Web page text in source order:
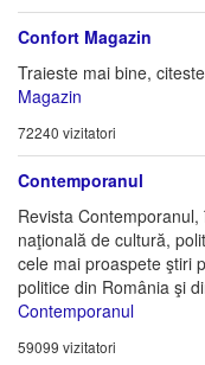
Confort Magazin
Traieste mai bine,
Magazin
72240 vizitatori
Contemporanul
Revista
naţională de cultură,
cele mai proaspete ştiri
politice din România şi
Contemporanul
59099 vizitatori